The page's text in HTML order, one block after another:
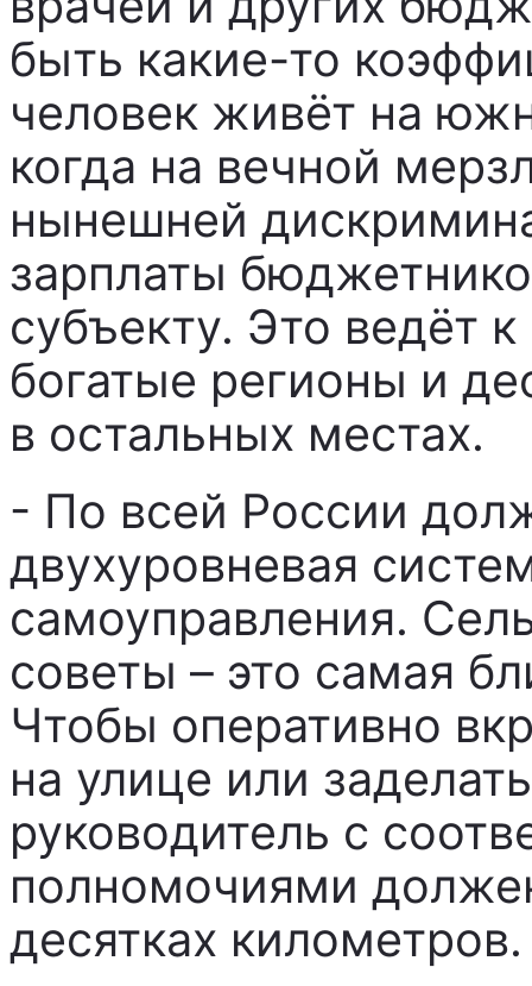
быть какие-то
человек живёт на
когда на вечной
нынешней
зарплаты
субъекту. Это ведёт
богатые регионы и
в остальных местах.
- По всей России
двухуровневая
самоуправления.
советы – это самая
Чтобы оперативно
на улице или
руководитель с
полномочиями
десятках километров.